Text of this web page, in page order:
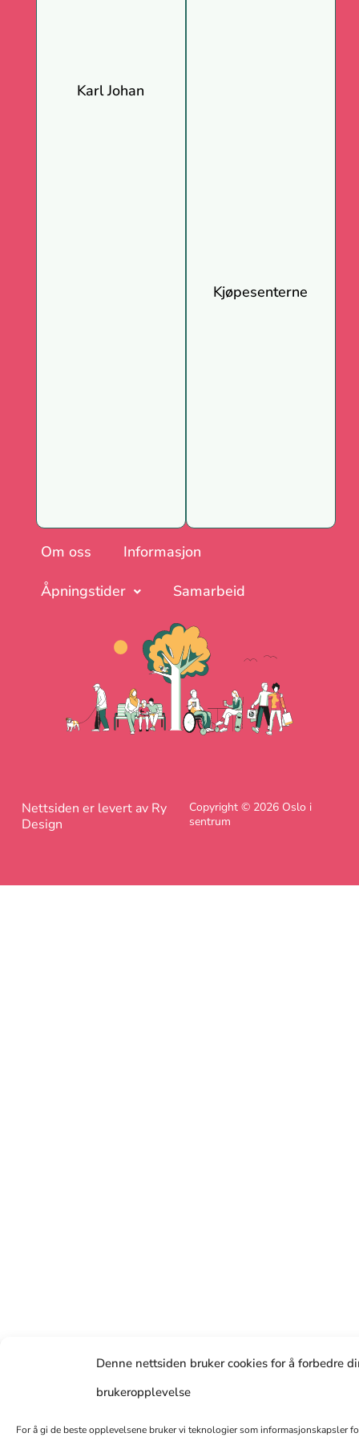
Denne nettsiden bruker cookies for å forbedre
brukeropplevelse
For å gi de beste opplevelsene bruker vi teknologier som informasjonskapsler
Karl Johan
Kjøpesenterne
Om oss Informasjon
Åpningstider Samarbeid
Nettsiden er levert av Ry
Design
Copyright © 2026 Oslo i
sentrum